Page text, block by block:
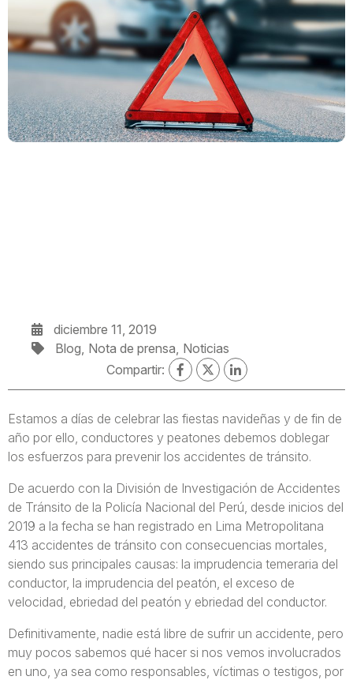
diciembre 11, 2019
Blog Nota de prensa Noticias
Compartir:
Estamos a días de celebrar las fiestas navideñas y de fin de
año por ello, conductores y peatones debemos doblegar
los esfuerzos para prevenir los accidentes de tránsito.
De acuerdo con la División de Investigación de Accidentes
de Tránsito de la Policía Nacional del Perú, desde inicios del
2019 a la fecha se han registrado en Lima Metropolitana
413 accidentes de tránsito con consecuencias mortales,
siendo sus principales causas: la imprudencia temeraria del
conductor, la imprudencia del peatón, el exceso de
velocidad, ebriedad del peatón y ebriedad del conductor.
Definitivamente, nadie está libre de sufrir un accidente, pero
muy pocos sabemos qué hacer si nos vemos involucrados
en uno, ya sea como responsables, víctimas o testigos, por